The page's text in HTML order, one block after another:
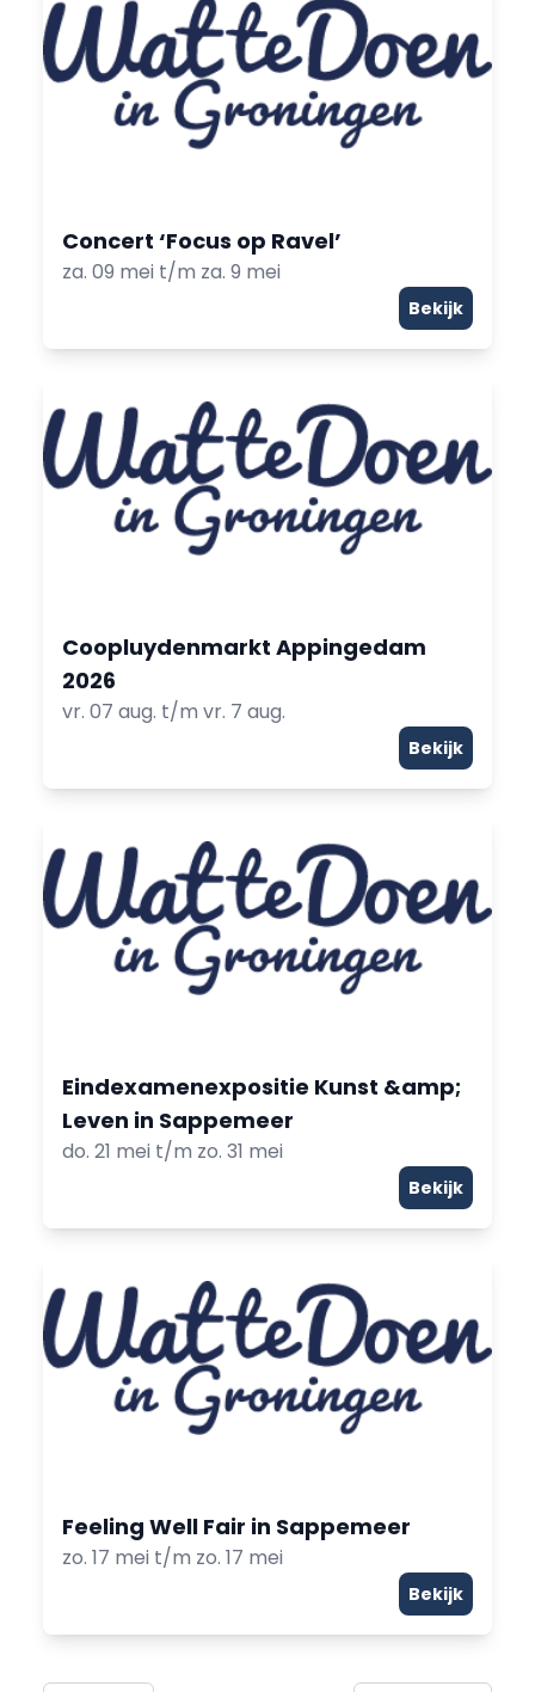
Concert ‘Focus op Ravel’
za. 09 mei t/m za. 9 mei
Bekijk
Coopluydenmarkt Appingedam
2026
vr. 07 aug. t/m vr. 7 aug.
Bekijk
Eindexamenexpositie Kunst &amp;
Leven in Sappemeer
do. 21 mei t/m zo. 31 mei
Bekijk
Feeling Well Fair in Sappemeer
zo. 17 mei t/m zo. 17 mei
Bekijk